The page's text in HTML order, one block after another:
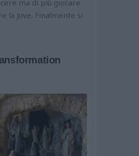
ma di più giocare
la Juve. Finalmente si